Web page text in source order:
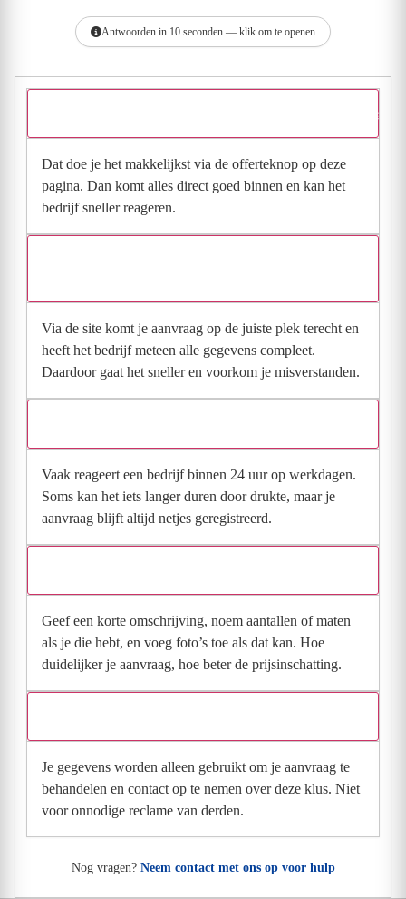
Antwoorden in 10 seconden — klik om te openen
Hoe vraag ik een offerte aan bij Dry Systems Vochtbestrijding?
Dat doe je het makkelijkst via de offerteknop op deze
pagina. Dan komt alles direct goed binnen en kan het
bedrijf sneller reageren.
Via de site komt je aanvraag op de juiste plek terecht en
heeft het bedrijf meteen alle gegevens compleet.
Daardoor gaat het sneller en voorkom je misverstanden.
Vaak reageert een bedrijf binnen 24 uur op werkdagen.
Soms kan het iets langer duren door drukte, maar je
aanvraag blijft altijd netjes geregistreerd.
Geef een korte omschrijving, noem aantallen of maten
als je die hebt, en voeg foto’s toe als dat kan. Hoe
duidelijker je aanvraag, hoe beter de prijsinschatting.
Je gegevens worden alleen gebruikt om je aanvraag te
behandelen en contact op te nemen over deze klus. Niet
voor onnodige reclame van derden.
Nog vragen? Neem contact met ons op voor hulp